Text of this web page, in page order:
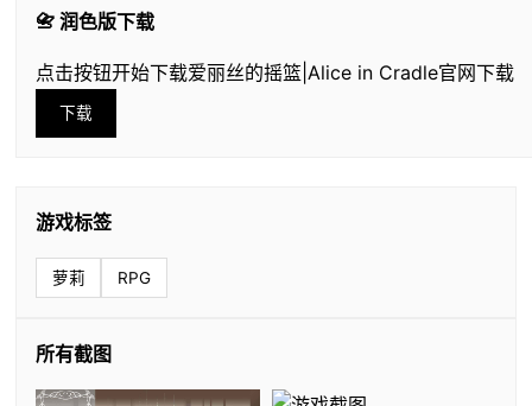
📇 润色版下载
点击按钮开始下载爱丽丝的摇篮|Alice in Cradle官网下载
下载
游戏标签
萝莉 RPG
所有截图